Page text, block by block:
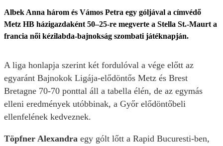
Albek Anna három és Vámos Petra egy góljával a címvédő
Metz HB házigazdaként 50–25-re megverte a Stella St.-Maurt a
francia női kézilabda-bajnokság szombati játéknapján.
A liga honlapja szerint két fordulóval a vége előtt az
egyaránt Bajnokok Ligája-elődöntős Metz és Brest
Bretagne 70-70 ponttal áll a tabella élén, de az egymás
elleni eredmények utóbbinak, a Győr elődöntőbeli
ellenfelének kedveznek.
Töpfner Alexandra egy gólt lőtt a Rapid Bucuresti-ben,